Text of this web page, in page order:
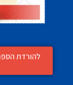
להורדת